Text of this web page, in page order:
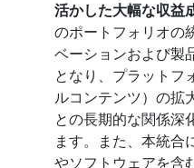
活かした大幅な収益
のポートフォリオの
ベーションおよび製
となり、プラットフ
ルコンテンツ）の拡
との長期的な関係深
ます。また、本統合
やソフトウェアを含